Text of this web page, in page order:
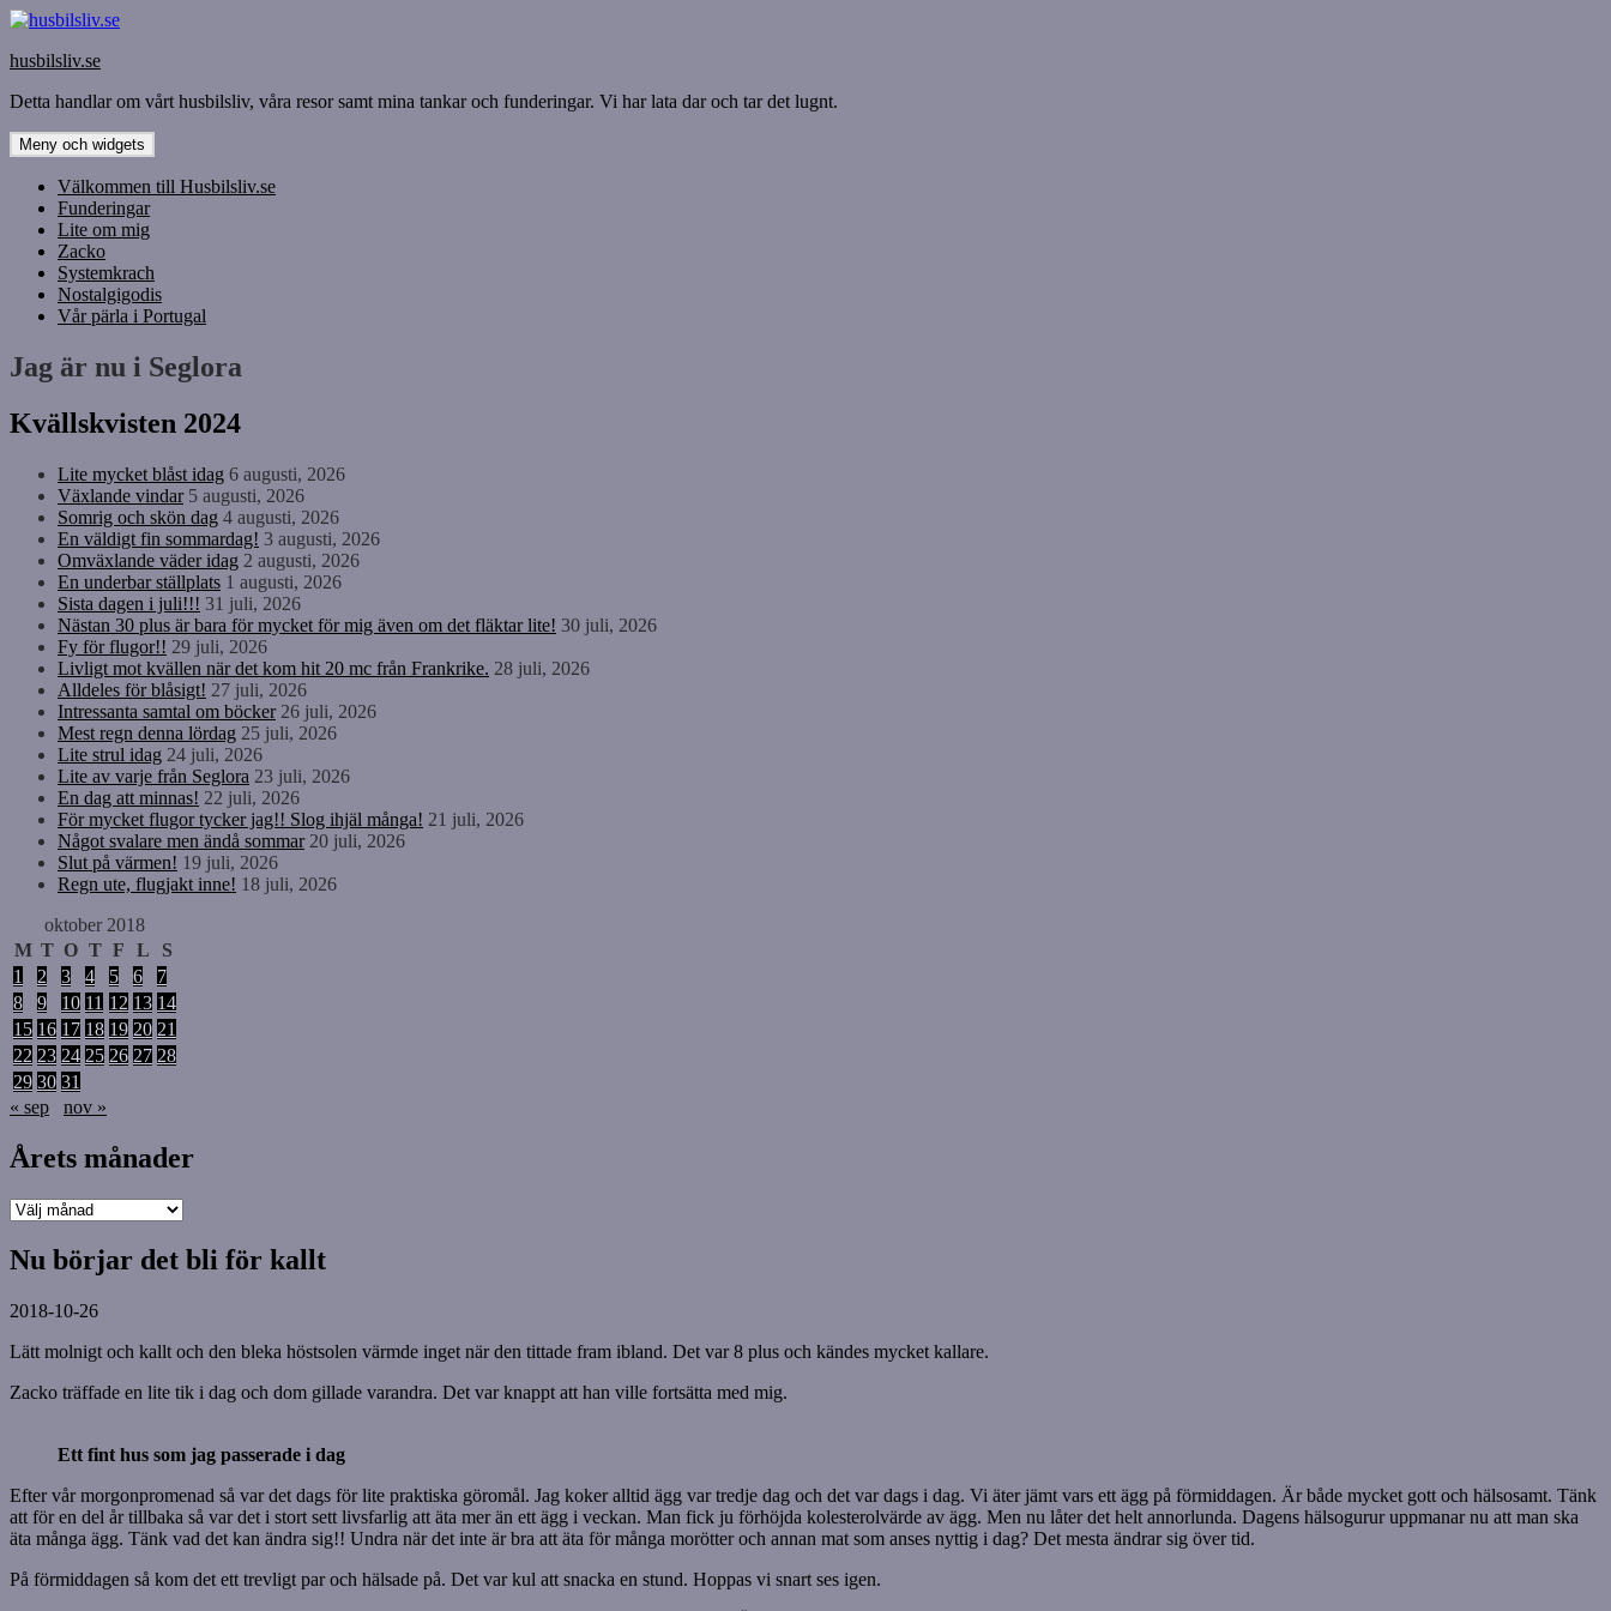
Hoppa
innehåll
husbilsliv.se
Detta handlar om vårt husbilsliv, våra resor samt mina tankar och funderingar. Vi har lata dar och tar det lugnt.
Meny och widgets
Välkommen till Husbilsliv.se
Funderingar
Lite om mig
Zacko
Systemkrach
Nostalgigodis
Vår pärla i Portugal
Jag är nu i Seglora
Kvällskvisten 2024
Lite mycket blåst idag 6 augusti, 2026
Växlande vindar 5 augusti, 2026
Somrig och skön dag 4 augusti, 2026
En väldigt fin sommardag! 3 augusti, 2026
Omväxlande väder idag 2 augusti, 2026
En underbar ställplats 1 augusti, 2026
Sista dagen i juli!!! 31 juli, 2026
Nästan 30 plus är bara för mycket för mig även om det fläktar lite! 30 juli, 2026
Fy för flugor!! 29 juli, 2026
Livligt mot kvällen när det kom hit 20 mc från Frankrike. 28 juli, 2026
Alldeles för blåsigt! 27 juli, 2026
Intressanta samtal om böcker 26 juli, 2026
Mest regn denna lördag 25 juli, 2026
Lite strul idag 24 juli, 2026
Lite av varje från Seglora 23 juli, 2026
En dag att minnas! 22 juli, 2026
För mycket flugor tycker jag!! Slog ihjäl många! 21 juli, 2026
Något svalare men ändå sommar 20 juli, 2026
Slut på värmen! 19 juli, 2026
Regn ute, flugjakt inne! 18 juli, 2026
oktober 2018
M T O T F L
S
1
2 3 4 5 6
7
8
9 10 11 12 13 14
15 16 17 18 19 20 21
22 23 24 25 26 27 28
29 30 31
« sep
nov »
Årets månader
Årets
Nu börjar det bli för kallt
2018-10-26
Lätt molnigt och kallt och den bleka höstsolen värmde inget när den tittade fram ibland. Det var 8 plus och kändes mycket kallare.
Zacko träffade en lite tik i dag och dom gillade varandra. Det var knappt att han ville fortsätta med mig.
Ett fint hus som jag passerade i dag
Efter vår morgonpromenad så var det dags för lite praktiska göromål. Jag koker alltid ägg var tredje dag och det var dags i dag. Vi äter jämt vars ett ägg på förmiddagen. Är både mycket gott och hälsosamt. Tänk
att för en del år tillbaka så var det i stort sett livsfarlig att äta mer än ett ägg i veckan. Man fick ju förhöjda kolesterolvärde av ägg. Men nu låter det helt annorlunda. Dagens hälsogurur uppmanar nu att man ska
äta många ägg. Tänk vad det kan ändra sig!! Undra när det inte är bra att äta för många morötter och annan mat som anses nyttig i dag? Det mesta ändrar sig över tid.
På förmiddagen så kom det ett trevligt par och hälsade på. Det var kul att snacka en stund. Hoppas vi snart ses igen.